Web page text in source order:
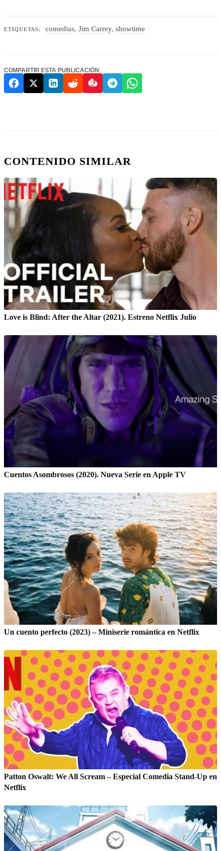
ETIQUETAS: comedias, Jim Carrey, showtime
COMPARTIR ESTA PUBLICACIÓN
CONTENIDO SIMILAR
Love is Blind: After the Altar (2021). Estreno Netflix Julio
Cuentos Asombrosos (2020). Nueva Serie en Apple TV
Un cuento perfecto (2023) – Miniserie romántica en Netflix
Patton Oswalt: We All Scream – Especial Comedia Stand-Up en
Netflix